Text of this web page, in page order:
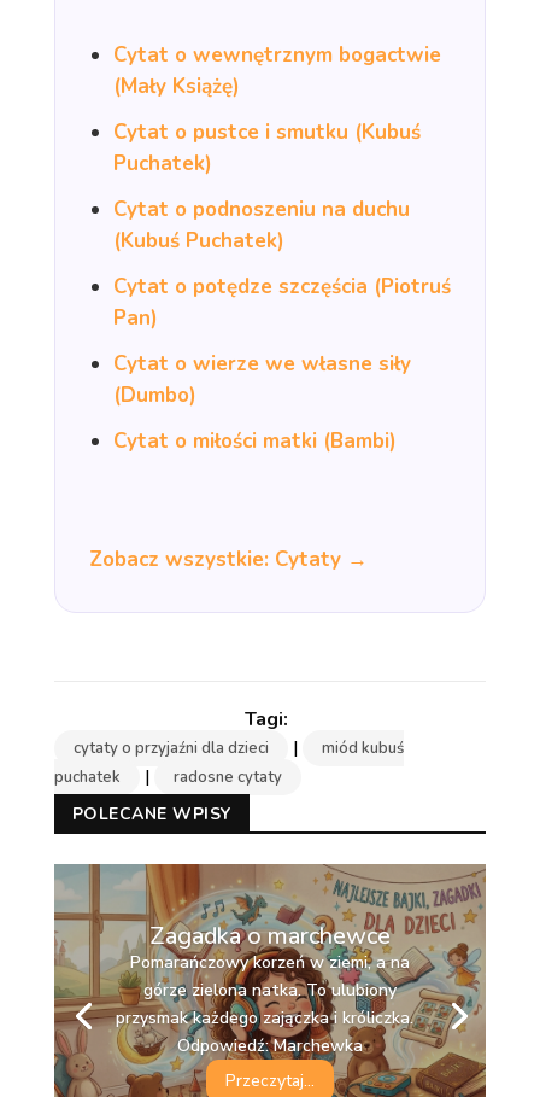
Cytat o wewnętrznym bogactwie
(Mały Książę)
Cytat o pustce i smutku (Kubuś
Puchatek)
Cytat o podnoszeniu na duchu
(Kubuś Puchatek)
Cytat o potędze szczęścia (Piotruś
Pan)
Cytat o wierze we własne siły
(Dumbo)
Cytat o miłości matki (Bambi)
Zobacz wszystkie: Cytaty →
cytaty o przyjaźni dla dzieci |
miód kubuś
puchatek
| radosne cytaty
POLECANE WPISY
Zagadka o marchewce
Pomarańczowy korzeń w ziemi, a na
górze zielona natka. To ulubiony
przysmak każdego zajączka i króliczka.
Odpowiedź: Marchewka
Przeczytaj...